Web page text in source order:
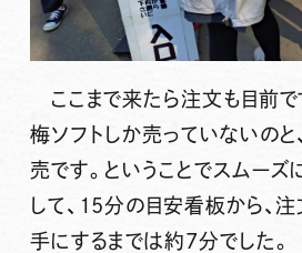
ここまで来たら注文も目前で
梅ソフトしか売っていないの
売です。ということでスムーズ
して、15分の目安看板から、
手にするまでは約7分でした。